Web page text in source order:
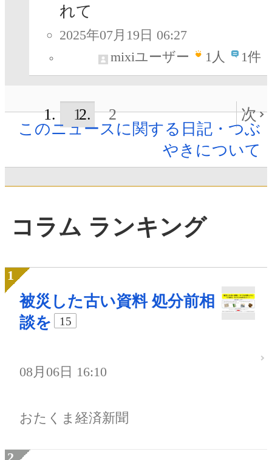
れて
2025年07月19日 06:27
mixiユーザー
1人 1件
1 2
次
このニュースに関する日記・つぶ
やきについて
コラム ランキング
被災した古い資料 処分前相
談を
15
08月06日 16:10
おたくま経済新聞